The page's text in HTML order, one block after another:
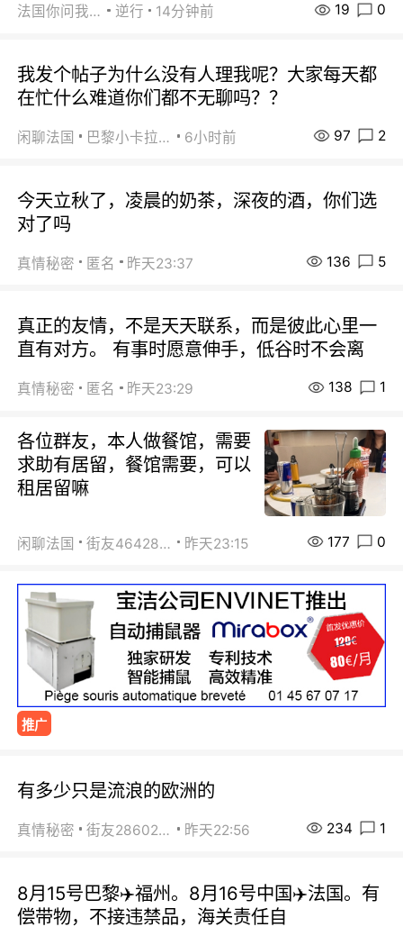
法国你问我答 逆行 14分钟前 19 0
我发个帖子为什么没有人理我呢？大家每天都
在忙什么难道你们都不无聊吗？？
闲聊法国 巴黎小卡拉咪 6小时前 97 2
今天立秋了，凌晨的奶茶，深夜的酒，你们选
对了吗
真情秘密 匿名 昨天23:37 136 5
真正的友情，不是天天联系，而是彼此心里一
直有对方。 有事时愿意伸手，低谷时不会离
真情秘密 匿名 昨天23:29 138 1
各位群友，本人做餐馆，需要
求助有居留，餐馆需要，可以
租居留嘛
闲聊法国 街友46428878 昨天23:15 177 0
推广
有多少只是流浪的欧洲的
真情秘密 街友28602925 昨天22:56 234 1
8月15号巴黎✈️福州。8月16号中国✈️法国。有
偿带物，不接违禁品，海关责任自